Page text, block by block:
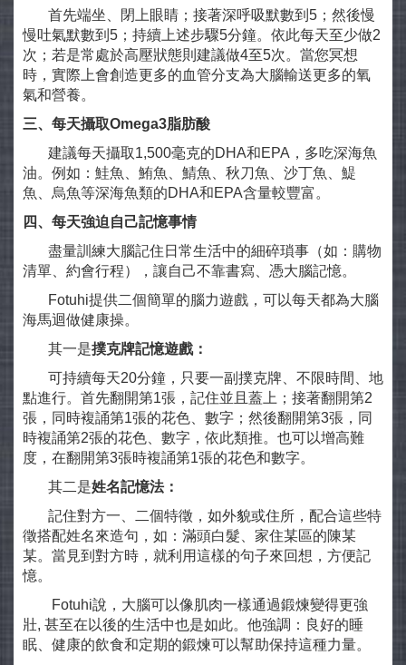
首先端坐、閉上眼睛；接著深呼吸默數到5；然後慢
慢吐氣默數到5；持續上述步驟5分鐘。依此每天至少做2
次；若是常處於高壓狀態則建議做4至5次。當您冥想
時，實際上會創造更多的血管分支為大腦輸送更多的氧
氣和營養。
三、每天攝取Omega3脂肪酸
建議每天攝取1,500毫克的DHA和EPA，多吃深海魚
油。例如：鮭魚、鮪魚、鯖魚、秋刀魚、沙丁魚、鯷
魚、烏魚等深海魚類的DHA和EPA含量較豐富。
四、每天強迫自己記憶事情
盡量訓練大腦記住日常生活中的細碎瑣事（如：購物
清單、約會行程），讓自己不靠書寫、憑大腦記憶。
Fotuhi提供二個簡單的腦力遊戲，可以每天都為大腦
海馬迴做健康操。
其一是撲克牌記憶遊戲：
可持續每天20分鐘，只要一副撲克牌、不限時間、地
點進行。首先翻開第1張，記住並且蓋上；接著翻開第2
張，同時複誦第1張的花色、數字；然後翻開第3張，同
時複誦第2張的花色、數字，依此類推。也可以增高難
度，在翻開第3張時複誦第1張的花色和數字。
其二是姓名記憶法：
記住對方一、二個特徵，如外貌或住所，配合這些特
徵搭配姓名來造句，如：滿頭白髮、家住某區的陳某
某。當見到對方時，就利用這樣的句子來回想，方便記
憶。
Fotuhi說，大腦可以像肌肉一樣通過鍛煉變得更強
壯, 甚至在以後的生活中也是如此。他強調：良好的睡
眠、健康的飲食和定期的鍛煉可以幫助保持這種力量。